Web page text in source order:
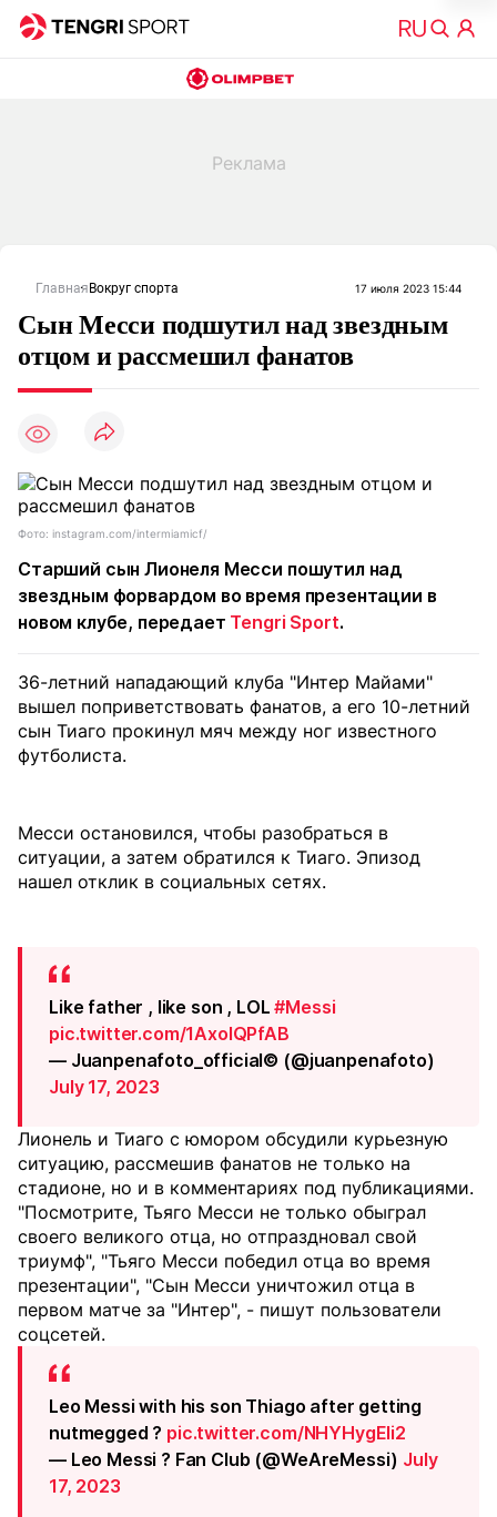
Главная Вокруг спорта 17 июля 2023 15:44
Сын Месси подшутил над звездным
отцом и рассмешил фанатов
Фото: instagram.com/intermiamicf/
Старший сын Лионеля Месси пошутил над
звездным форвардом во время презентации в
новом клубе, передает Tengri Sport.
36-летний нападающий клуба "Интер Майами"
вышел поприветствовать фанатов, а его 10-летний
сын Тиаго прокинул мяч между ног известного
футболиста.
Месси остановился, чтобы разобраться в
ситуации, а затем обратился к Тиаго. Эпизод
нашел отклик в социальных сетях.
Like father , like son , LOL#Messi
pic.twitter.com/1AxoIQPfAB
— Juanpenafoto_official© (@juanpenafoto)
July 17, 2023
Лионель и Тиаго с юмором обсудили курьезную
ситуацию, рассмешив фанатов не только на
стадионе, но и в комментариях под публикациями.
"Посмотрите, Тьяго Месси не только обыграл
своего великого отца, но отпраздновал свой
триумф", "Тьяго Месси победил отца во время
презентации", "Сын Месси уничтожил отца в
первом матче за "Интер", - пишут пользователи
соцсетей.
Leo Messi with his son Thiago after getting
nutmegged ? pic.twitter.com/NHYHygEIi2
— Leo Messi ? Fan Club (@WeAreMessi) July
17, 2023